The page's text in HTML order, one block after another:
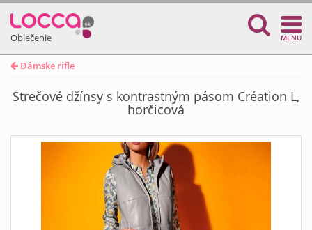
Oblečenie MENU
Dámske rifle
Strečové džínsy s kontrastným pásom Création L,
horčicová